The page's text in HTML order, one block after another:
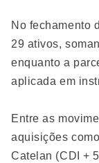
No fechamento
29 ativos,
enquanto a
aplicada em
Entre as
aquisições
Catelan (CDI +